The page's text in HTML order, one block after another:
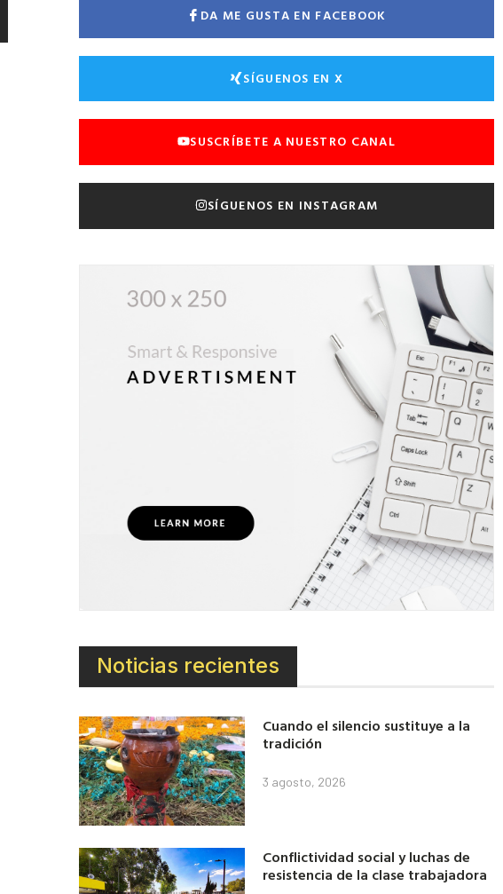
DA ME GUSTA EN FACEBOOK
SÍGUENOS EN X
SUSCRÍBETE A NUESTRO CANAL
SÍGUENOS EN INSTAGRAM
Noticias recientes
Cuando el silencio sustituye a la
tradición
3 agosto, 2026
Conflictividad social y luchas de
resistencia de la clase trabajadora